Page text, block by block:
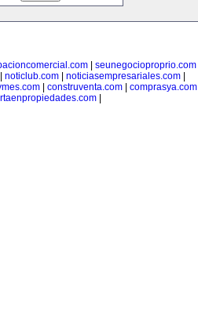
| seunegocioproprio.com|
noticlub.com| noticiasempresariales.com|
construventa.com comprasya.com
|